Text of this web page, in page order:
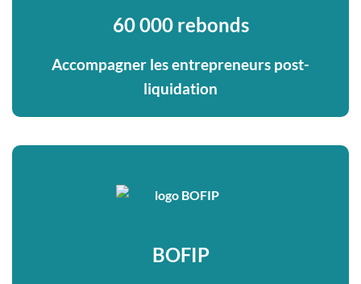
60 000 rebonds
Accompagner les entrepreneurs post-
liquidation
BOFIP